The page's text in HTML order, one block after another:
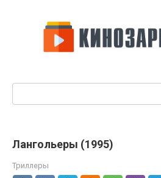
Лангольеры (1995)
Триллеры